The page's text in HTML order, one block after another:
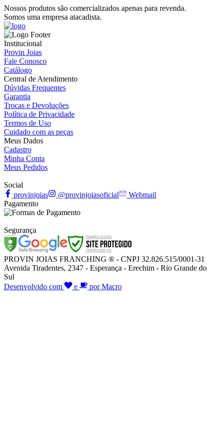
Nossos produtos são comercializados apenas para revenda.
Somos uma empresa atacadista.
Institucional
Provin Joias
Fale Conosco
Catálogo
Central de Atendimento
Dúvidas Frequentes
Garantia
Trocas e Devoluções
Política de Privacidade
Termos de Uso
Cuidado com as peças
Meus Dados
Cadastro
Minha Conta
Meus Pedidos
Social
provinjoias
@provinjoiasoficial
Webmail
Pagamento
Segurança
PROVIN JOIAS FRANCHING ® - CNPJ 32.826.515/0001-31
Avenida Tiradentes, 2347 - Esperança - Erechim - Rio Grande do
Sul
Desenvolvido com
e por Macro